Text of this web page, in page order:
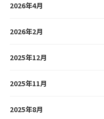
2026年4月
2026年2月
2025年12月
2025年11月
2025年8月